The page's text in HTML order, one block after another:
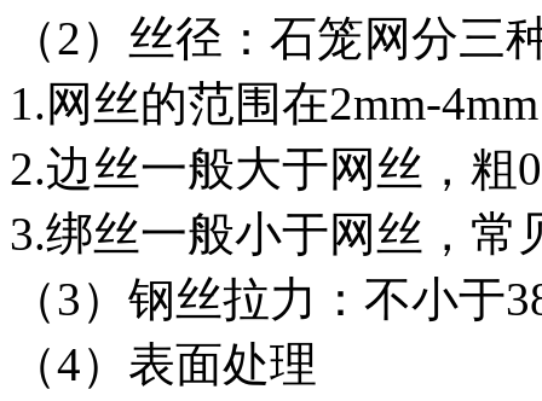
（2）丝径：石笼网分
1.网丝的范围在2mm-4mm
2.边丝一般大于网丝，粗
3.绑丝一般小于网丝，常
（3）钢丝拉力：不小于
（4）表面处理